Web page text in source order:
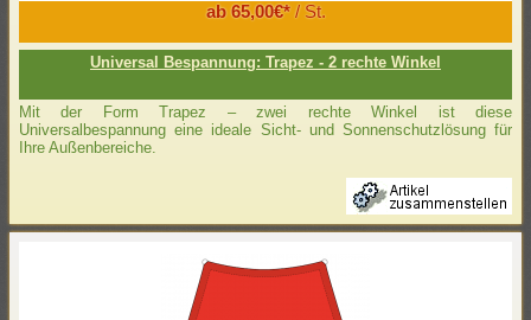
ab 65,00€*/ St.
Universal Bespannung: Trapez - 2 rechte Winkel
Mit der Form Trapez – zwei rechte Winkel ist diese
Universalbespannung eine ideale Sicht- und Sonnenschutzlösung für
Ihre Außenbereiche.